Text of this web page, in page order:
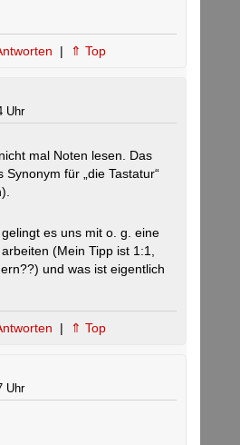
| ⇑ Top
Uhr
mal Noten lesen. Das
Synonym für „die Tastatur“
es uns mit o. g. eine
(Mein Tipp ist 1:1,
und was ist eigentlich
| ⇑ Top
Uhr